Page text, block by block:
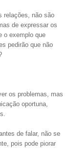
relações, não são
de expressar os
o exemplo que
pedirão que não
os problemas, mas
oportuna,
de falar, não se
pois pode piorar